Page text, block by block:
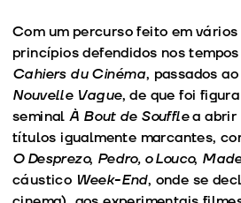
Com um percurso feito em
princípios defendidos nos
Cahiers du Cinéma, passados
Nouvelle Vague, de que foi
seminalÀ Bout de Soufflea abrir
títulos igualmente marcantes,
O Desprezo, Pedro, o Louco,
cáustico Week-End, onde se